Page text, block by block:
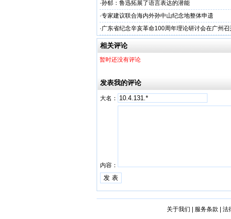
·孙郁：鲁迅拓展了语言表达的潜能
·专家建议联合海内外孙中山纪念地整体申遗
·广东省纪念辛亥革命100周年理论研讨会在广州召
相关评论
暂时还没有评论
发表我的评论
大名：
内容：
关于我们 服务条款 法